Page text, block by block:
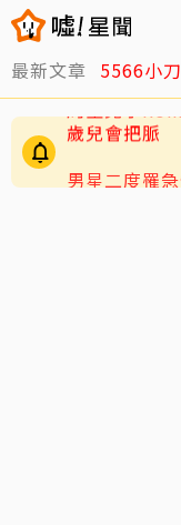
最新文章 5566小
男星二度罹